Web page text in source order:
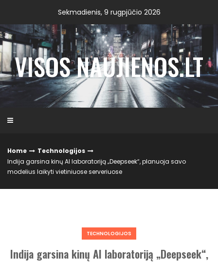
content
Sekmadienis, 9 rugpjūčio 2026
VISOS NAUJIENOS.LT
Home
Technologijos
Indija garsina kinų AI laboratoriją „Deepseek“, planuoja savo
modelius laikyti vietiniuose serveriuose
TECHNOLOGIJOS
Indija garsina kinų AI laboratoriją „Deepseek“,